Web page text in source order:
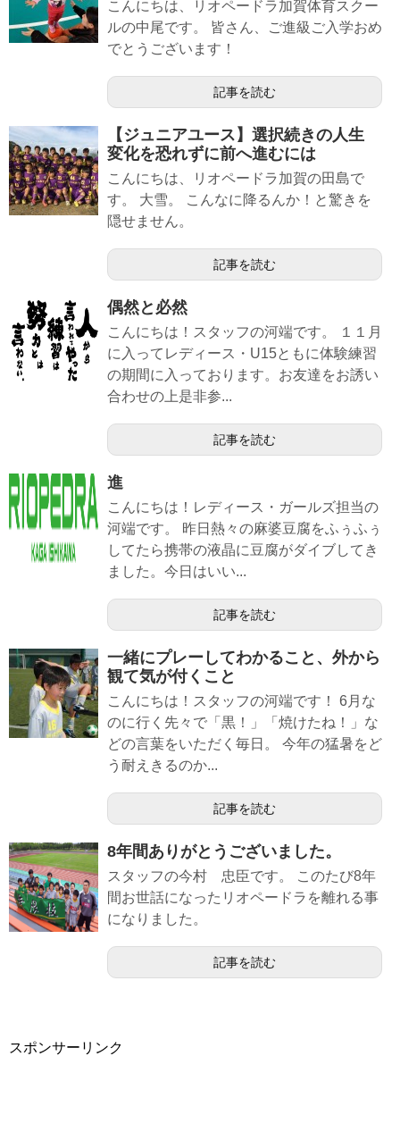
こんにちは、リオペードラ加賀体育スクー
ルの中尾です。 皆さん、ご進級ご入学おめ
でとうございます！
記事を読む
【ジュニアユース】選択続きの人生
変化を恐れずに前へ進むには
こんにちは、リオペードラ加賀の田島で
す。 大雪。 こんなに降るんか！と驚きを
隠せません。
記事を読む
偶然と必然
こんにちは！スタッフの河端です。 １１月
に入ってレディース・U15ともに体験練習
の期間に入っております。お友達をお誘い
合わせの上是非参...
記事を読む
進
こんにちは！レディース・ガールズ担当の
河端です。 昨日熱々の麻婆豆腐をふぅふぅ
してたら携帯の液晶に豆腐がダイブしてき
ました。今日はいい...
記事を読む
一緒にプレーしてわかること、外から
観て気が付くこと
こんにちは！スタッフの河端です！ 6月な
のに行く先々で「黒！」「焼けたね！」な
どの言葉をいただく毎日。 今年の猛暑をど
う耐えきるのか...
記事を読む
8年間ありがとうございました。
スタッフの今村 忠臣です。 このたび8年
間お世話になったリオペードラを離れる事
になりました。
記事を読む
スポンサーリンク